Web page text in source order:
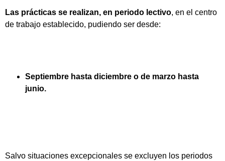
Las prácticas se realizan, en periodo lectivo, en el centro
de trabajo establecido, pudiendo ser desde:
Septiembre hasta diciembre o de marzo hasta
junio.
Salvo situaciones excepcionales se excluyen los periodos